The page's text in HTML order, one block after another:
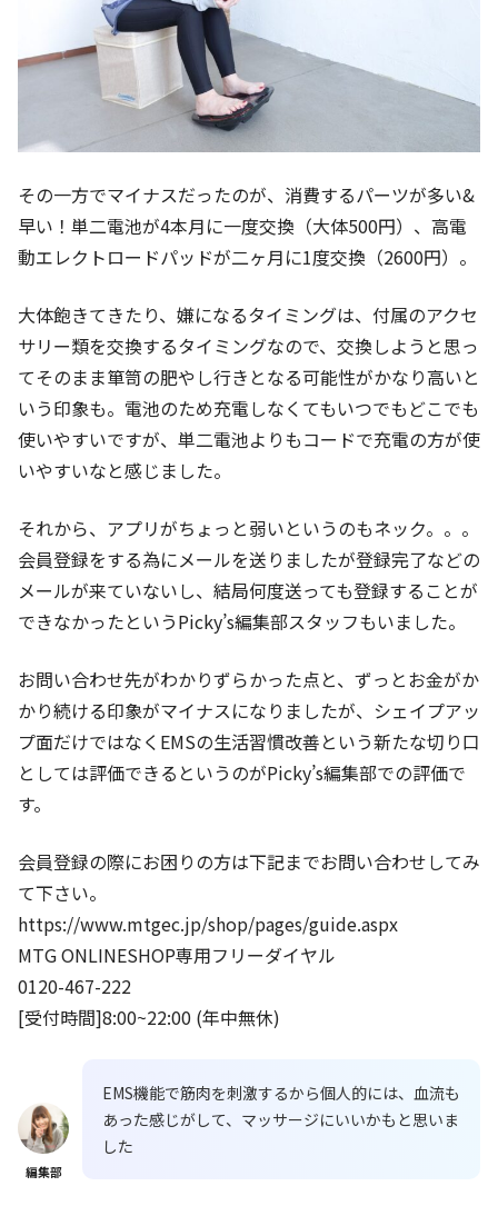
その一方でマイナスだったのが、消費するパーツが多い&
早い！単二電池が4本月に一度交換（大体500円）、高電
動エレクトロードパッドが二ヶ月に1度交換（2600円）。
大体飽きてきたり、嫌になるタイミングは、付属のアクセ
サリー類を交換するタイミングなので、交換しようと思っ
てそのまま箪笥の肥やし行きとなる可能性がかなり高いと
いう印象も。電池のため充電しなくてもいつでもどこでも
使いやすいですが、単二電池よりもコードで充電の方が使
いやすいなと感じました。
それから、アプリがちょっと弱いというのもネック。。。
会員登録をする為にメールを送りましたが登録完了などの
メールが来ていないし、結局何度送っても登録することが
できなかったというPicky’s編集部スタッフもいました。
お問い合わせ先がわかりずらかった点と、ずっとお金がか
かり続ける印象がマイナスになりましたが、シェイプアッ
プ面だけではなくEMSの生活習慣改善という新たな切り口
としては評価できるというのがPicky’s編集部での評価で
す。
会員登録の際にお困りの方は下記までお問い合わせしてみ
て下さい。
https://www.mtgec.jp/shop/pages/guide.aspx
MTG ONLINESHOP専用フリーダイヤル
0120-467-222
[受付時間]8:00~22:00 (年中無休)
編集部
EMS機能で筋肉を刺激するから個人的には、血流も
あった感じがして、マッサージにいいかもと思いま
した